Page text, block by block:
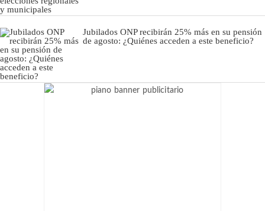
Jubilados ONP recibirán 25% más en su pensión
de agosto: ¿Quiénes acceden a este beneficio?